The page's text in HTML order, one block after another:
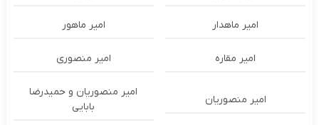
امیر ماهدار امیر ماهور
امیر مقاره امیر منصوری
امیر منصوریان
امیر منصوریان و حمیدرضا
بابایی